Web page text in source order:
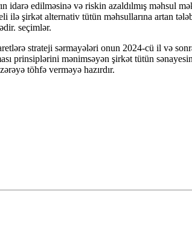
idarə edilməsinə və riskin azaldılmış məhsul
şirkət alternativ tütün məhsullarına artan
seçimlər.
strateji sərmayələri onun 2024-cü il və
prinsiplərini mənimsəyən şirkət tütün
töhfə verməyə hazırdır.